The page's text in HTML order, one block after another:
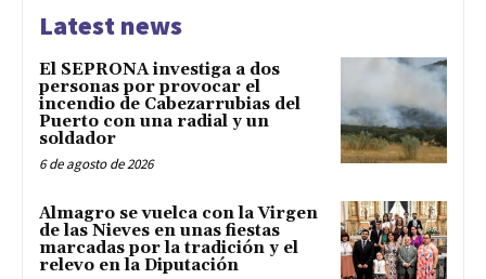
Latest news
El SEPRONA investiga a dos
personas por provocar el
incendio de Cabezarrubias del
Puerto con una radial y un
soldador
6 de agosto de 2026
Almagro se vuelca con la Virgen
de las Nieves en unas fiestas
marcadas por la tradición y el
relevo en la Diputación